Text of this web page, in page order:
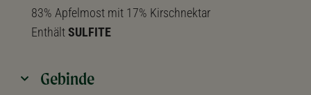
83% Apfelmost mit 17% Kirschnektar
EnthältSULFITE
Gebinde